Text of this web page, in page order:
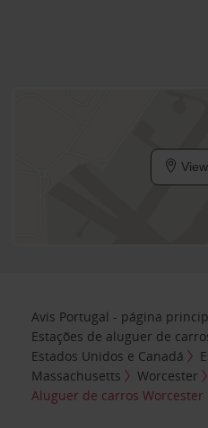
Avis Portugal - página
Estações de aluguer de
Estados Unidos e Canadá
Massachusetts
Worcester
Aluguer de carros Worcester